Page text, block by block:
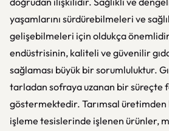
yaşamlarını sürdürebilmeleri ve
gelişebilmeleri için oldukça
endüstrisinin, kaliteli ve güvenilir
sağlaması büyük bir sorumluluktur.
tarladan sofraya uzanan bir süreçte
göstermektedir. Tarımsal üretimden
işleme tesislerinde işlenen ürünler,